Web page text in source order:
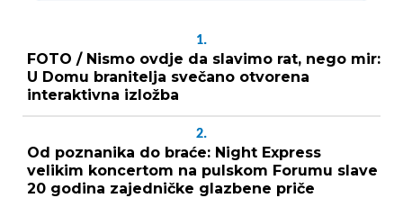
1.
FOTO / Nismo ovdje da slavimo rat, nego mir:
U Domu branitelja svečano otvorena
interaktivna izložba
2.
Od poznanika do braće: Night Express
velikim koncertom na pulskom Forumu slave
20 godina zajedničke glazbene priče